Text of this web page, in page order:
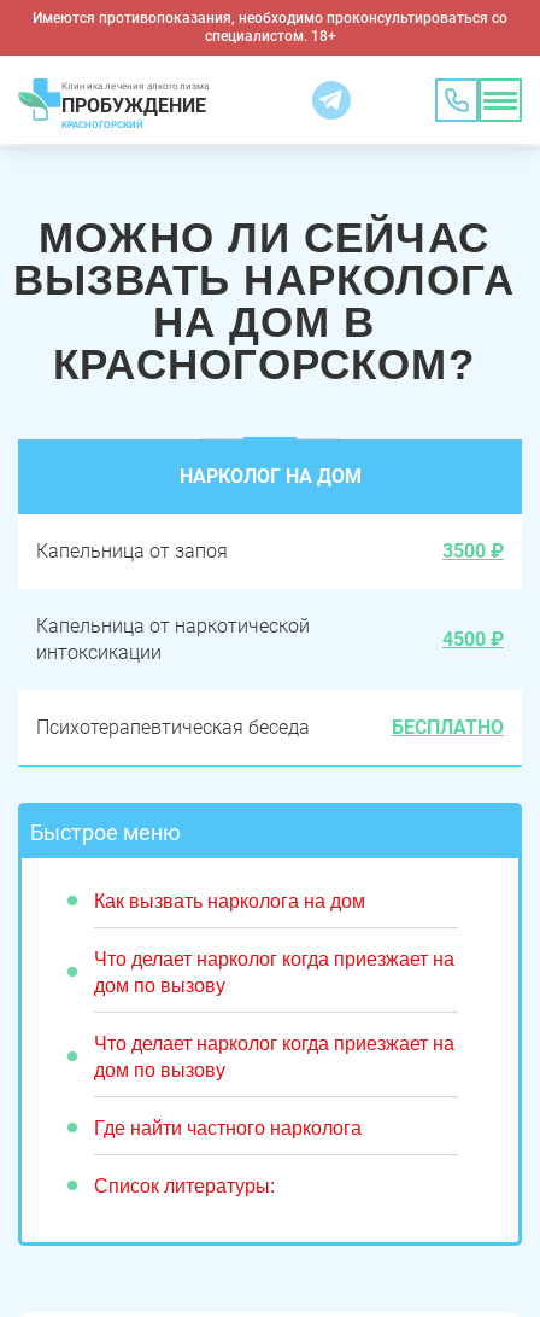
Имеются противопоказания, необходимо проконсультироваться со
специалистом. 18+
Клиника лечения алкоголизма
ПРОБУЖДЕНИЕ
КРАСНОГОРСКИЙ
МОЖНО ЛИ СЕЙЧАС
ВЫЗВАТЬ НАРКОЛОГА
НА ДОМ В
КРАСНОГОРСКОМ?
НАРКОЛОГ НА ДОМ
Капельница от запоя 3500 ₽
Капельница от наркотической
интоксикации
4500 ₽
Психотерапевтическая беседа БЕСПЛАТНО
Быстрое меню
Как вызвать нарколога на дом
Что делает нарколог когда приезжает на
дом по вызову
Что делает нарколог когда приезжает на
дом по вызову
Где найти частного нарколога
Список литературы: